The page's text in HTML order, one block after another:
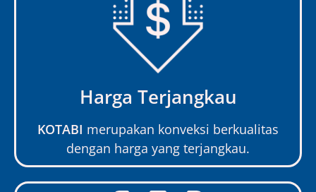
Harga Terjangkau
KOTABI merupakan konveksi berkualitas
dengan harga yang terjangkau.